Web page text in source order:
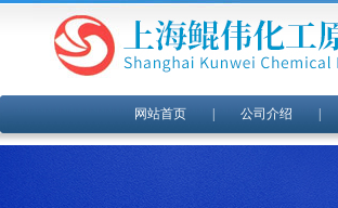
网站首页 公司介绍